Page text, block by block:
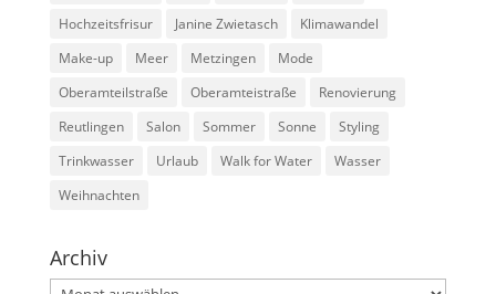
Hochzeitsfrisur
Janine Zwietasch
Klimawandel
Make-up
Meer Metzingen
Mode
Oberamteilstraße
Oberamteistraße
Renovierung
Reutlingen
Salon Sommer Sonne
Styling
Trinkwasser
Urlaub Walk for Water
Wasser
Weihnachten
Archiv